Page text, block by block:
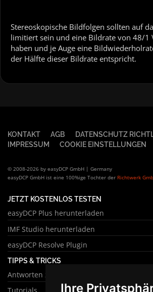
Ihre
Stereoskopische Bildfolgen sollten auf
limitiert sein und eine Bildrate von 48/1
haben und je Auge eine
der Hälfte dieser Bildrate entspricht.
KONTAKT AGB
DATENSCHUTZ
IMPRESSUM
COOKIE EINSTELLUNGEN
© 2008-2026 by easyDCP GmbH | Germany
easyDCP GmbH ist eine 100%ige Tochter der Richtwerk
JETZT KOSTENLOS TESTEN
easyDCP Plus herunterladen
IMF Studio herunterladen
easyDCP Resolve Plugin
TIPPS & TRICKS
Antworten zu häufigen Fragen